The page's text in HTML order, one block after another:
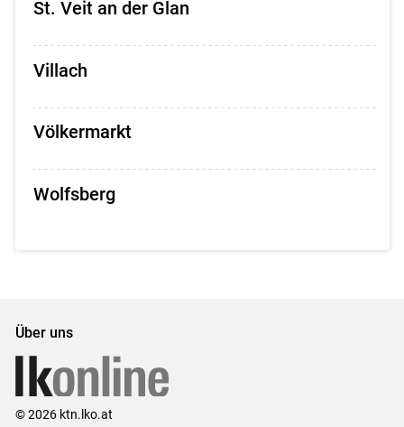
St. Veit an der Glan
Villach
Völkermarkt
Wolfsberg
Über uns
© 2026 ktn.lko.at